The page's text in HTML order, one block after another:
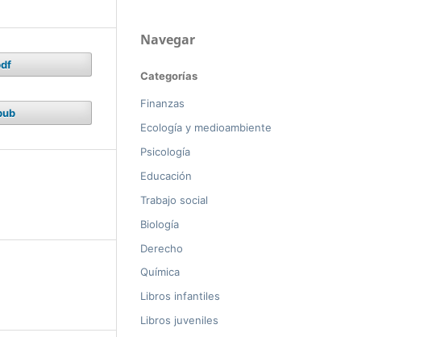
Navegar
Categorías
Finanzas
Ecología y medioambiente
Psicología
Educación
Trabajo social
Biología
Derecho
Química
Libros infantiles
Libros juveniles